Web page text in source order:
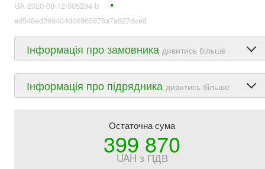
UA-2020-08-12-005294-b
ed546ed366404d46965878a7a627dce8
Інформація про замовника дивитись більше
Інформація про підрядника дивитись більше
Остаточна сума
399 870
UAH з ПДВ